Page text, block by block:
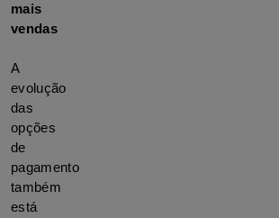
mais
vendas
A
evolução
das
opções
de
pagamento
também
está